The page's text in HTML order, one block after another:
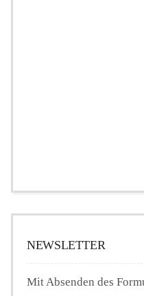
NEWSLETTER
Mit Absenden des